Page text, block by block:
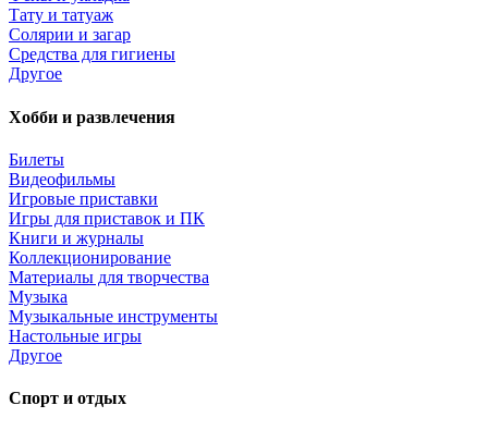
Тату и татуаж
Солярии и загар
Средства для гигиены
Другое
Хобби и развлечения
Билеты
Видеофильмы
Игровые приставки
Игры для приставок и ПК
Книги и журналы
Коллекционирование
Материалы для творчества
Музыка
Музыкальные инструменты
Настольные игры
Другое
Спорт и отдых